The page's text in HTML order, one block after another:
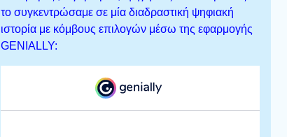
το συγκεντρώσαμε σε μία διαδραστική ψηφιακή
ιστορία με κόμβους επιλογών μέσω της εφαρμογής
GENIALLY: